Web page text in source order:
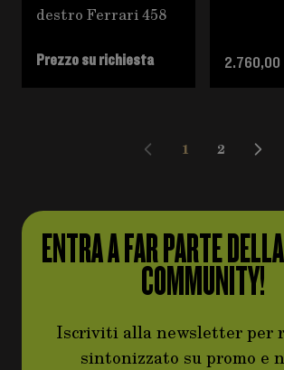
destro Ferrari 458
Prezzo su richiesta
Attualmente
1 Pagina
2
ENTRA A FAR PARTE
COMMUNITY!
Iscriviti alla newsletter per
sintonizzato su promo e